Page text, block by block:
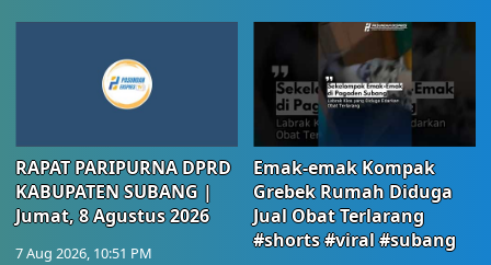
RAPAT PARIPURNA DPRD
KABUPATEN SUBANG |
Jumat, 8 Agustus 2026
7 Aug 2026, 10:51 PM
Emak-emak Kompak
Grebek Rumah Diduga
Jual Obat Terlarang
#shorts #viral #subang